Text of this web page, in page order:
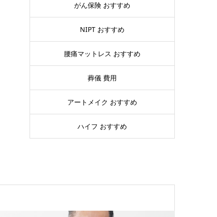
がん保険 おすすめ
NIPT おすすめ
腰痛マットレス おすすめ
葬儀 費用
アートメイク おすすめ
ハイフ おすすめ